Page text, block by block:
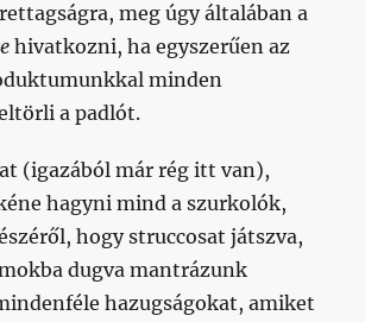
meg úgy általában a
hivatkozni, ha egyszerűen az
minden
a padlót.
(igazából már rég itt van),
hagyni mind a szurkolók,
hogy struccosat játszva,
dugva mantrázunk
hazugságokat, amiket